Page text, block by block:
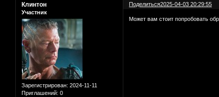
Поделиться2025-04-03 20:29:55
Клинтон
Участник
Зарегистрирован: 2024-11-11
Приглашений: 0
Может вам стоит попробовать